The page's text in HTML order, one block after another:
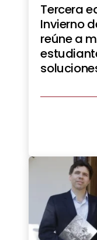
Tercera
Invierno
reúne a